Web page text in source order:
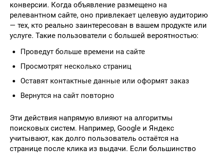
конверсии. Когда объявление размещено на
релевантном сайте, оно привлекает целевую аудиторию
— тех, кто реально заинтересован в вашем продукте или
услуге. Такие пользователи с большей вероятностью:
Проведут больше времени на сайте
Просмотрят несколько страниц
Оставят контактные данные или оформят заказ
Вернутся на сайт повторно
Эти действия напрямую влияют на алгоритмы
поисковых систем. Например, Google и Яндекс
учитывают, как долго пользователь остаётся на
странице после клика из выдачи. Если большинство